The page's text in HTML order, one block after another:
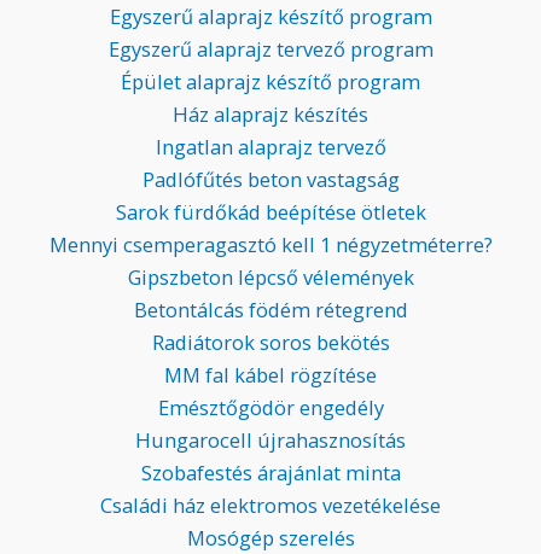
Egyszerű alaprajz készítő program
Egyszerű alaprajz tervező program
Épület alaprajz készítő program
Ház alaprajz készítés
Ingatlan alaprajz tervező
Padlófűtés beton vastagság
Sarok fürdőkád beépítése ötletek
Mennyi csemperagasztó kell 1 négyzetméterre?
Gipszbeton lépcső vélemények
Betontálcás födém rétegrend
Radiátorok soros bekötés
MM fal kábel rögzítése
Emésztőgödör engedély
Hungarocell újrahasznosítás
Szobafestés árajánlat minta
Családi ház elektromos vezetékelése
Mosógép szerelés